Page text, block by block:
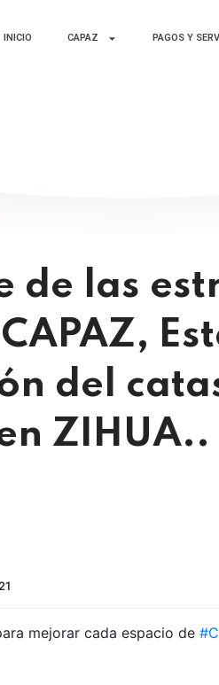
INICIO CAPAZ PAGOS Y
de las
del
ZIHUA..
mejorar cada espacio de